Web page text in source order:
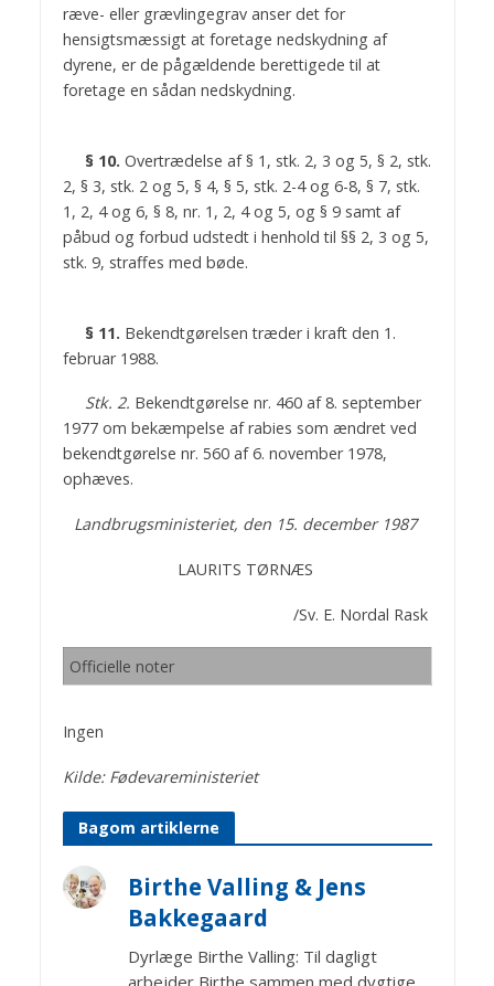
ræve- eller grævlingegrav anser det for
hensigtsmæssigt at foretage nedskydning af
dyrene, er de pågældende berettigede til at
foretage en sådan nedskydning.
§ 10. Overtrædelse af § 1, stk. 2, 3 og 5, § 2, stk.
2, § 3, stk. 2 og 5, § 4, § 5, stk. 2-4 og 6-8, § 7, stk.
1, 2, 4 og 6, § 8, nr. 1, 2, 4 og 5, og § 9 samt af
påbud og forbud udstedt i henhold til §§ 2, 3 og 5,
stk. 9, straffes med bøde.
§ 11. Bekendtgørelsen træder i kraft den 1.
februar 1988.
Stk. 2. Bekendtgørelse nr. 460 af 8. september
1977 om bekæmpelse af rabies som ændret ved
bekendtgørelse nr. 560 af 6. november 1978,
ophæves.
Landbrugsministeriet, den 15. december 1987
LAURITS TØRNÆS
/Sv. E. Nordal Rask
Officielle noter
Ingen
Kilde: Fødevareministeriet
Bagom artiklerne
Birthe Valling & Jens
Bakkegaard
Dyrlæge Birthe Valling: Til dagligt
arbejder Birthe sammen med dygtige